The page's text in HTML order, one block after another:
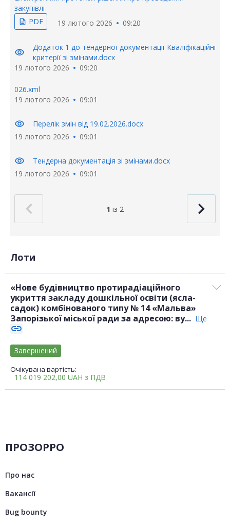
закупівлі
description PDF 19 лютого 2026 09:20
visibility
Додаток 1 до тендерної документації Кваліфікаційні
критерії зі змінами.docx
19 лютого 2026
09:20
026.xml
19 лютого 2026
09:01
visibility
Перелік змін від 19.02.2026.docx
19 лютого 2026
09:01
visibility
Тендерна документація зі змінами.docx
19 лютого 2026
09:01
1 із 2
Лоти
«Нове будівництво протирадіаційного
укриття закладу дошкільної освіти (ясла-
садок) комбінованого типу № 14 «Мальва»
Запорізької міської ради за адресою: ву... Ще
link
Очікувана вартість:
114 019 202,00 UAH з ПДВ
Завершений
ПРОЗОРРО
Про нас
Вакансії
Bug bounty